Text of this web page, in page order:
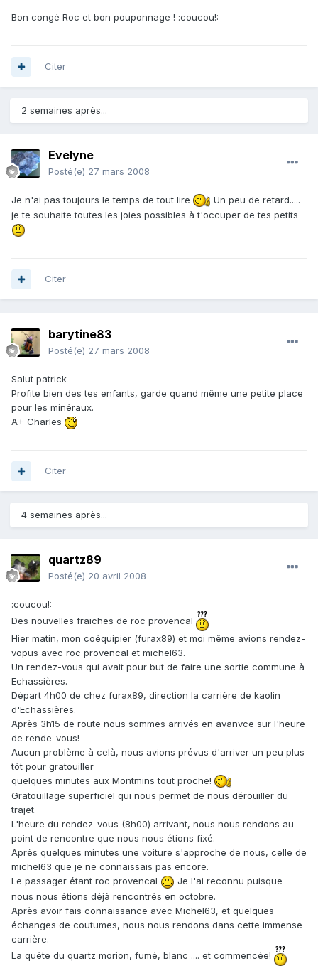
Bon congé Roc et bon pouponnage ! :coucou!:
Citer
2 semaines après...
Evelyne
Posté(e) 27 mars 2008
Je n'ai pas toujours le temps de tout lire
Un peu de retard.....
je te souhaite toutes les joies possibles à t'occuper de tes petits
Citer
barytine83
Posté(e) 27 mars 2008
Salut patrick
Profite bien des tes enfants, garde quand même une petite place
pour les minéraux.
A+ Charles
Citer
4 semaines après...
quartz89
Posté(e) 20 avril 2008
:coucou!:
Des nouvelles fraiches de roc provencal
Hier matin, mon coéquipier (furax89) et moi même avions rendez-
vopus avec roc provencal et michel63.
Un rendez-vous qui avait pour but de faire une sortie commune à
Echassières.
Départ 4h00 de chez furax89, direction la carrière de kaolin
d'Echassières.
Après 3h15 de route nous sommes arrivés en avanvce sur l'heure
de rende-vous!
Aucun problème à celà, nous avions prévus d'arriver un peu plus
tôt pour gratouiller
quelques minutes aux Montmins tout proche!
Gratouillage superficiel qui nous permet de nous dérouiller du
trajet.
L'heure du rendez-vous (8h00) arrivant, nous nous rendons au
point de rencontre que nous nous étions fixé.
Après quelques minutes une voiture s'approche de nous, celle de
michel63 que je ne connaissais pas encore.
Le passager étant roc provencal
Je l'ai reconnu puisque
nous nous étions déjà rencontrés en octobre.
Après avoir fais connaissance avec Michel63, et quelques
échanges de coutumes, nous nous rendons dans cette immense
carrière.
La quête du quartz morion, fumé, blanc .... et commencée!